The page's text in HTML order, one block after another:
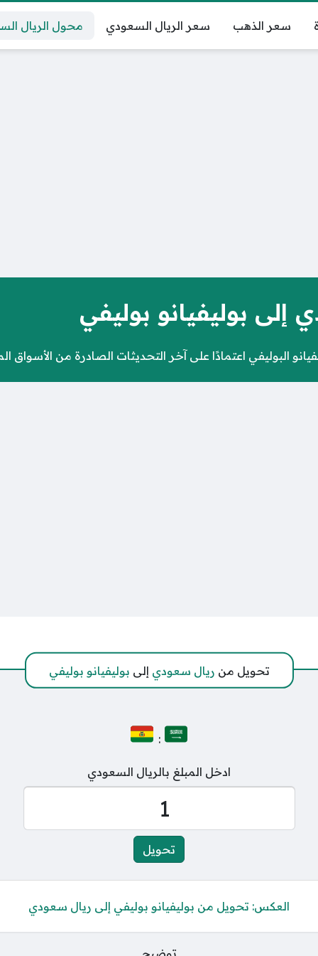
سعر الذهب سعر الريال السعودي محول الريال
بوليفيانو بوليفي
البوليفي اعتمادًا على آخر التحديثات الصادرة من الأسواق
تحويل من ريال سعودي إلى بوليفيانو بوليفي
:
ادخل المبلغ بالريال السعودي
العكس: تحويل من بوليفيانو بوليفي إلى ريال سعودي
توضيح